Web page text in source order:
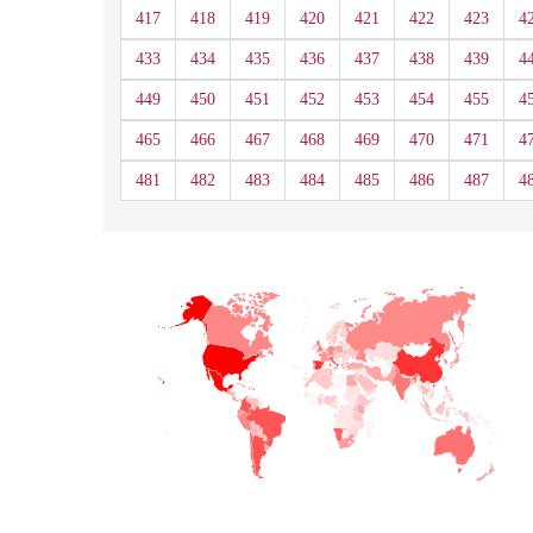
417 418 419 420 421 422 423
433 434 435 436 437 438 439
449 450 451 452 453 454 455
465 466 467 468 469 470 471
481 482 483 484 485 486 487